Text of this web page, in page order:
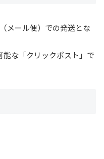
メール便）での発送とな
能な「クリックポスト」で